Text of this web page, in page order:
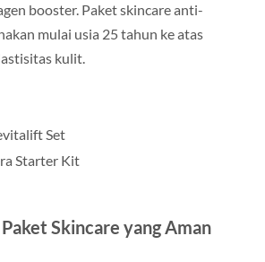
booster. Paket skincare anti-
mulai usia 25 tahun ke atas
kulit.
Set
Starter Kit
Skincare yang Aman